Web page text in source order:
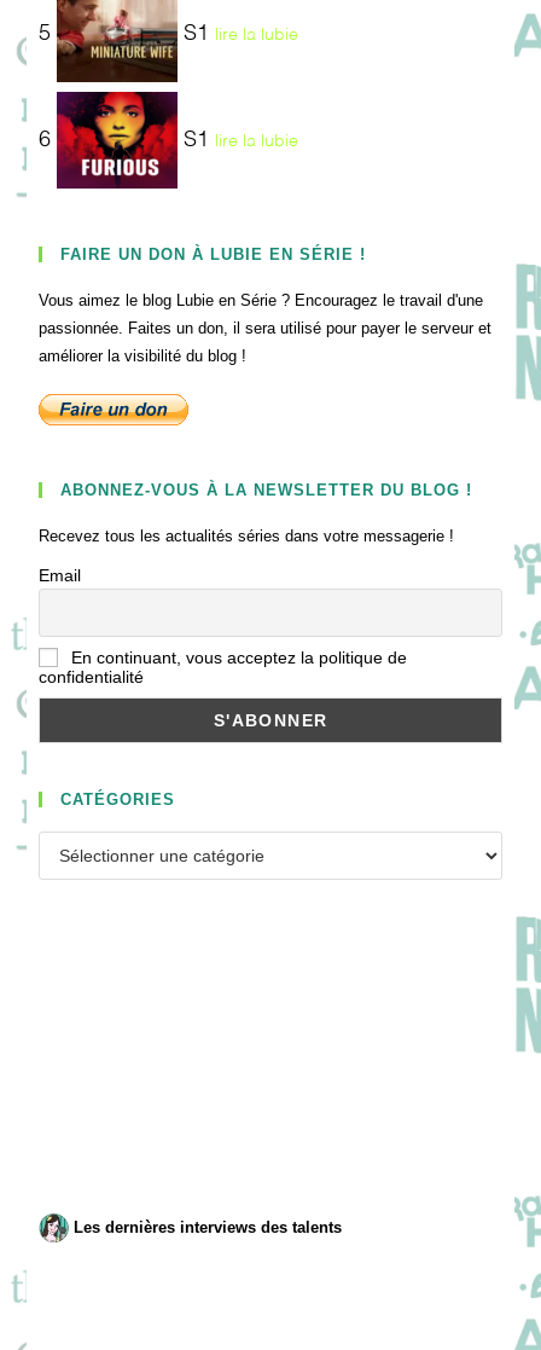
5 S1 lire la lubie
6 S1 lire la lubie
FAIRE UN DON À LUBIE EN SÉRIE !
Vous aimez le blog Lubie en Série ? Encouragez le travail d'une
passionnée. Faites un don, il sera utilisé pour payer le serveur et
améliorer la visibilité du blog !
ABONNEZ-VOUS À LA NEWSLETTER DU BLOG !
Recevez tous les actualités séries dans votre messagerie !
Email
En continuant, vous acceptez la politique de
confidentialité
CATÉGORIES
Catégories
Les dernières interviews des talents